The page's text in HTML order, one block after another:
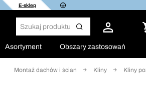
E-sklep
Asortyment Obszary zastosowań
Montaż dachów i ścian Kliny Kliny